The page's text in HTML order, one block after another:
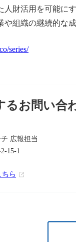
人財活用を可能に
や組織の継続的な
series/
るお問い合
広報担当
15-1
ら